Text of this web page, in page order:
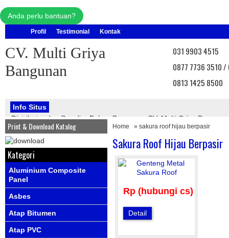
Anda perlu bantuan?
Profil Testimonial Kontak
CV. Multi Griya
Bangunan
031 9903 4515
0877 7736 3510
0813 1425 8500
Info Situs
Distributor dan Supplier Bahan Bangunan CV. Multi Griya
bangunan, seperti : atap onduline, atap onduvilla, atap asbes,
PVC, genteng metal, kawat silet, pagar brc, pintu angzdoor,
Info Produk
Ada produk-produk terbaru dari kami Info
Home » sakura roof hijau berpasir
Sakura Roof Hijau Berpasir
Rp (hubungi cs)
Detail
Print & Download Katalog
Kategori
Aluminium Composite
Panel
Asbes
Atap Bitumen
Atap PVC